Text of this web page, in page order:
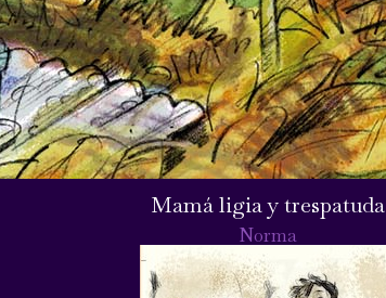
Mamá ligia y trespatuda
Norma